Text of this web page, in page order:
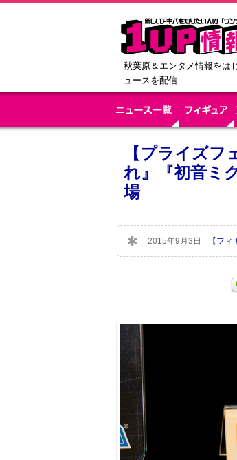
秋葉原＆エンタメ情報をは
ュースを配信
【プライズ
れ』『初音ミ
場
2015年9月3日 【フ